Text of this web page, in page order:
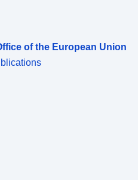
of the European Union